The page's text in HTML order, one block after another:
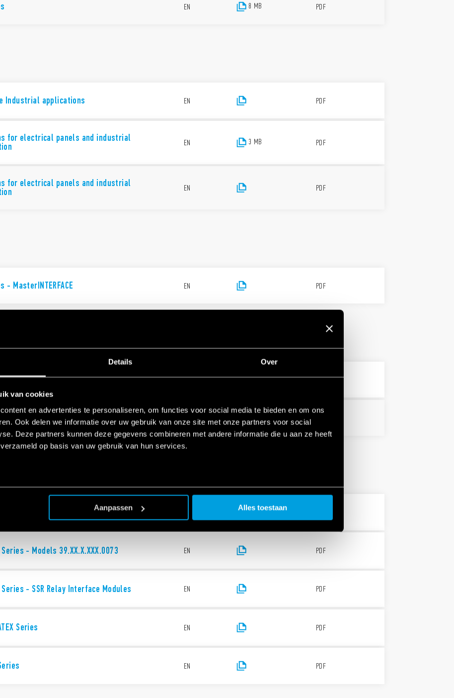
Details Over
van cookies
en advertenties te personaliseren, om functies voor social media te bieden en om ons
Ook delen we informatie over uw gebruik van onze site met onze partners voor social
Deze partners kunnen deze gegevens combineren met andere informatie die u aan ze heeft
op basis van uw gebruik van hun services.
Aanpassen Alles toestaan
EN 8 MB PDF
Industrial applications EN PDF
for electrical panels and industrial EN 3 MB PDF
for electrical panels and industrial EN PDF
- MasterINTERFACE EN PDF
IECEx - ATEX - HazLoc NL 6 MB PDF
- HazLoc Catalogue
Series - SSR Relay module interfaces
Series - Models 39.XX.X.XXX.0073 EN PDF
Series - SSR Relay Interface Modules EN PDF
Series EN PDF
EN PDF